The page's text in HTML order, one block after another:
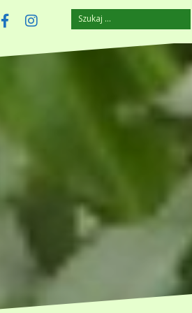
Instagram
szczuplejemy.pl
Szukaj: